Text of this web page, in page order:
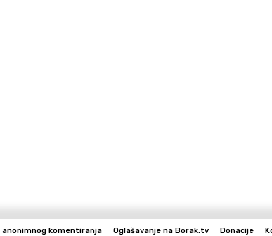
anonimnog komentiranja Oglašavanje na Borak.tv Donacije